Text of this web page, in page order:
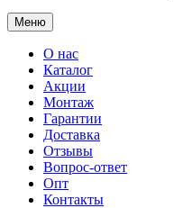
Меню
О нас
Каталог
Акции
Монтаж
Гарантии
Доставка
Отзывы
Вопрос-ответ
Опт
Контакты